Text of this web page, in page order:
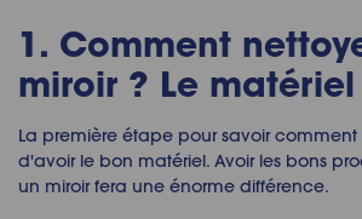
1. Comment
miroir ? Le matériel
La première étape pour savoir comment
d'avoir le bon matériel. Avoir les bons
un miroir fera une énorme différence.